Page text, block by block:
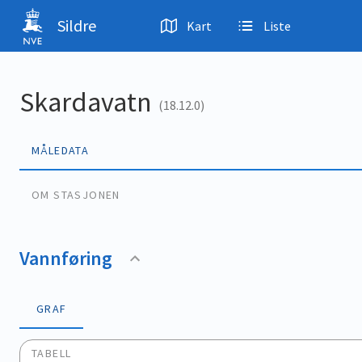
Hopp til hovedinnhold
Sildre Kart Liste
Skardavatn (18.12.0)
MÅLEDATA
OM STASJONEN
Vannføring
GRAF
TABELL